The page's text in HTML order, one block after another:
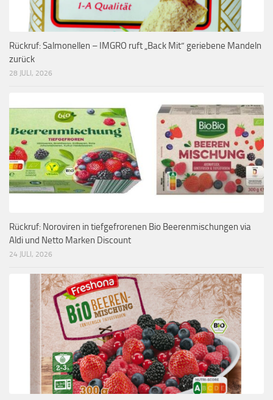
Rückruf: Salmonellen – IMGRO ruft „Back Mit“ geriebene Mandeln
zurück
28 JULI, 2026
Rückruf: Noroviren in tiefgefrorenen Bio Beerenmischungen via
Aldi und Netto Marken Discount
24 JULI, 2026